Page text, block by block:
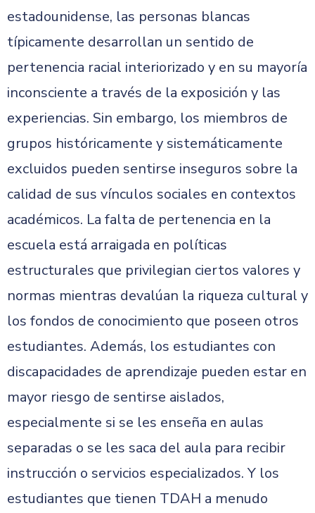
estadounidense, las personas blancas
típicamente desarrollan un sentido de
pertenencia racial interiorizado y en su mayoría
inconsciente a través de la exposición y las
experiencias. Sin embargo, los miembros de
grupos históricamente y sistemáticamente
excluidos pueden sentirse inseguros sobre la
calidad de sus vínculos sociales en contextos
académicos. La falta de pertenencia en la
escuela está arraigada en políticas
estructurales que privilegian ciertos valores y
normas mientras devalúan la riqueza cultural y
los fondos de conocimiento que poseen otros
estudiantes. Además, los estudiantes con
discapacidades de aprendizaje pueden estar en
mayor riesgo de sentirse aislados,
especialmente si se les enseña en aulas
separadas o se les saca del aula para recibir
instrucción o servicios especializados. Y los
estudiantes que tienen TDAH a menudo